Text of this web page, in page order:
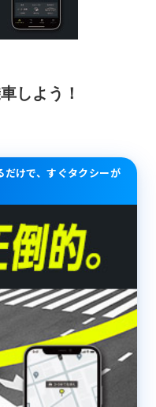
しよう！
けで、すぐタクシーが